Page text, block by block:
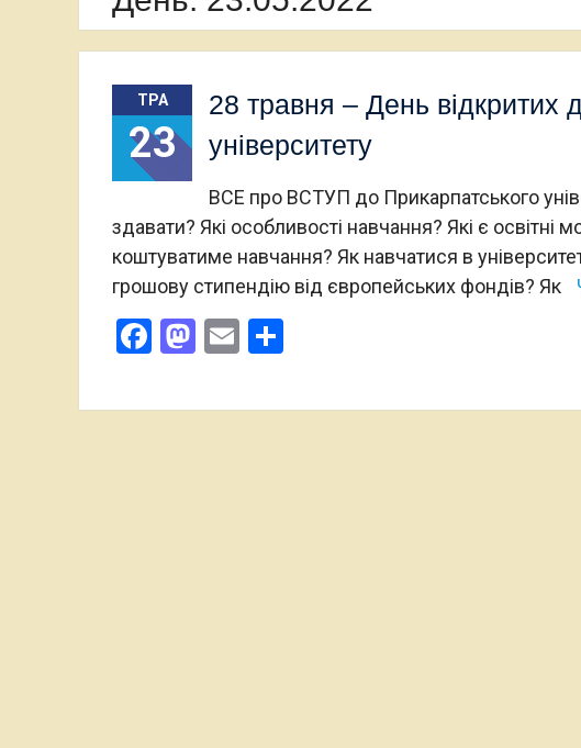
ТРА
23
28 травня – День відкритих
університету
ВСЕ про ВСТУП до Прикарпатського
здавати? Які особливості навчання? Які є освітні
коштуватиме навчання? Як навчатися в
грошову стипендію від європейських фондів? Як
Facebook
Mastodon
Email